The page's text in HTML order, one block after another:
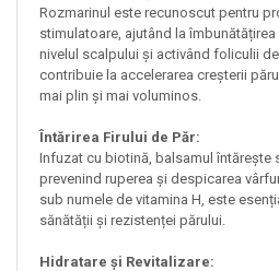
Rozmarinul este recunoscut pentru
stimulatoare, ajutând la
nivelul scalpului și activând foliculii
contribuie la accelerarea creșterii
mai plin și mai voluminos.
Întărirea Firului de Păr:
Infuzat cu biotină, balsamul întărește
prevenind ruperea și despicarea
sub numele de vitamina H, este
sănătății și rezistenței părului.
Hidratare și Revitalizare: